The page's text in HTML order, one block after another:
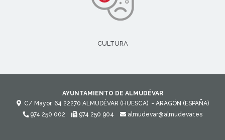
CULTURA
AYUNTAMIENTO DE ALMUDÉVAR
C/ Mayor, 64 22270 ALMUDÉVAR (HUESCA) - ARAGÓN (ESPAÑA)
974 250 002
974 250 904 almudevar@almudevar.es